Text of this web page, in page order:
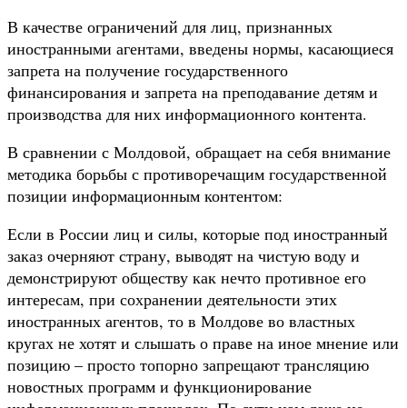
В качестве ограничений для лиц, признанных
иностранными агентами, введены нормы, касающиеся
запрета на получение государственного
финансирования и запрета на преподавание детям и
производства для них информационного контента.
В сравнении с Молдовой, обращает на себя внимание
методика борьбы с противоречащим государственной
позиции информационным контентом:
Если в России лиц и силы, которые под иностранный
заказ очерняют страну, выводят на чистую воду и
демонстрируют обществу как нечто противное его
интересам, при сохранении деятельности этих
иностранных агентов, то в Молдове во властных
кругах не хотят и слышать о праве на иное мнение или
позицию – просто топорно запрещают трансляцию
новостных программ и функционирование